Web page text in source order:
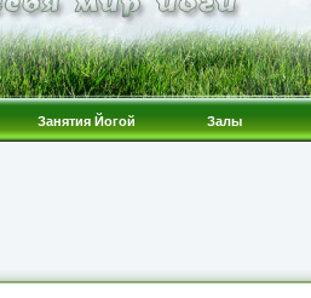
Занятия Йогой Залы